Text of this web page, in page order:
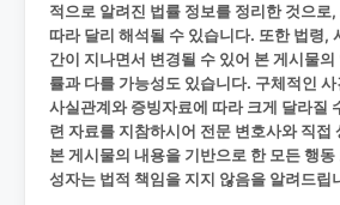
적으로 알려진 법률 정보를 정리한 것으로
따라 달리 해석될 수 있습니다. 또한 법령,
간이 지나면서 변경될 수 있어 본 게시물
률과 다를 가능성도 있습니다. 구체적인
사실관계와 증빙자료에 따라 크게 달라질
련 자료를 지참하시어 전문 변호사와 직접
본 게시물의 내용을 기반으로 한 모든 행
성자는 법적 책임을 지지 않음을 알려드립